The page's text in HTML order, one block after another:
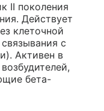
II поколения
Действует
клеточной
с
Активен в
бета-